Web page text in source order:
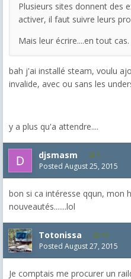
Plusieurs sites donnent des
activer, il faut suivre leurs
Mais leur écrire....en tout cas.
bah j'ai installé steam, voulu
invalide, avec ou sans les
y a plus qu'a attendre....
djsmasm 1
Posted August 25, 2015
bon si ca intéresse qqun, mon
nouveautés.......lol
Totonissa 10
Posted August 27, 2015
Je comptais me procurer un